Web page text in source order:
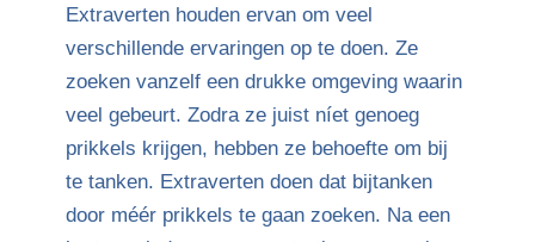
Extraverten houden ervan om veel
verschillende ervaringen op te doen. Ze
zoeken vanzelf een drukke omgeving waarin
veel gebeurt. Zodra ze juist níet genoeg
prikkels krijgen, hebben ze behoefte om bij
te tanken. Extraverten doen dat bijtanken
door méér prikkels te gaan zoeken. Na een